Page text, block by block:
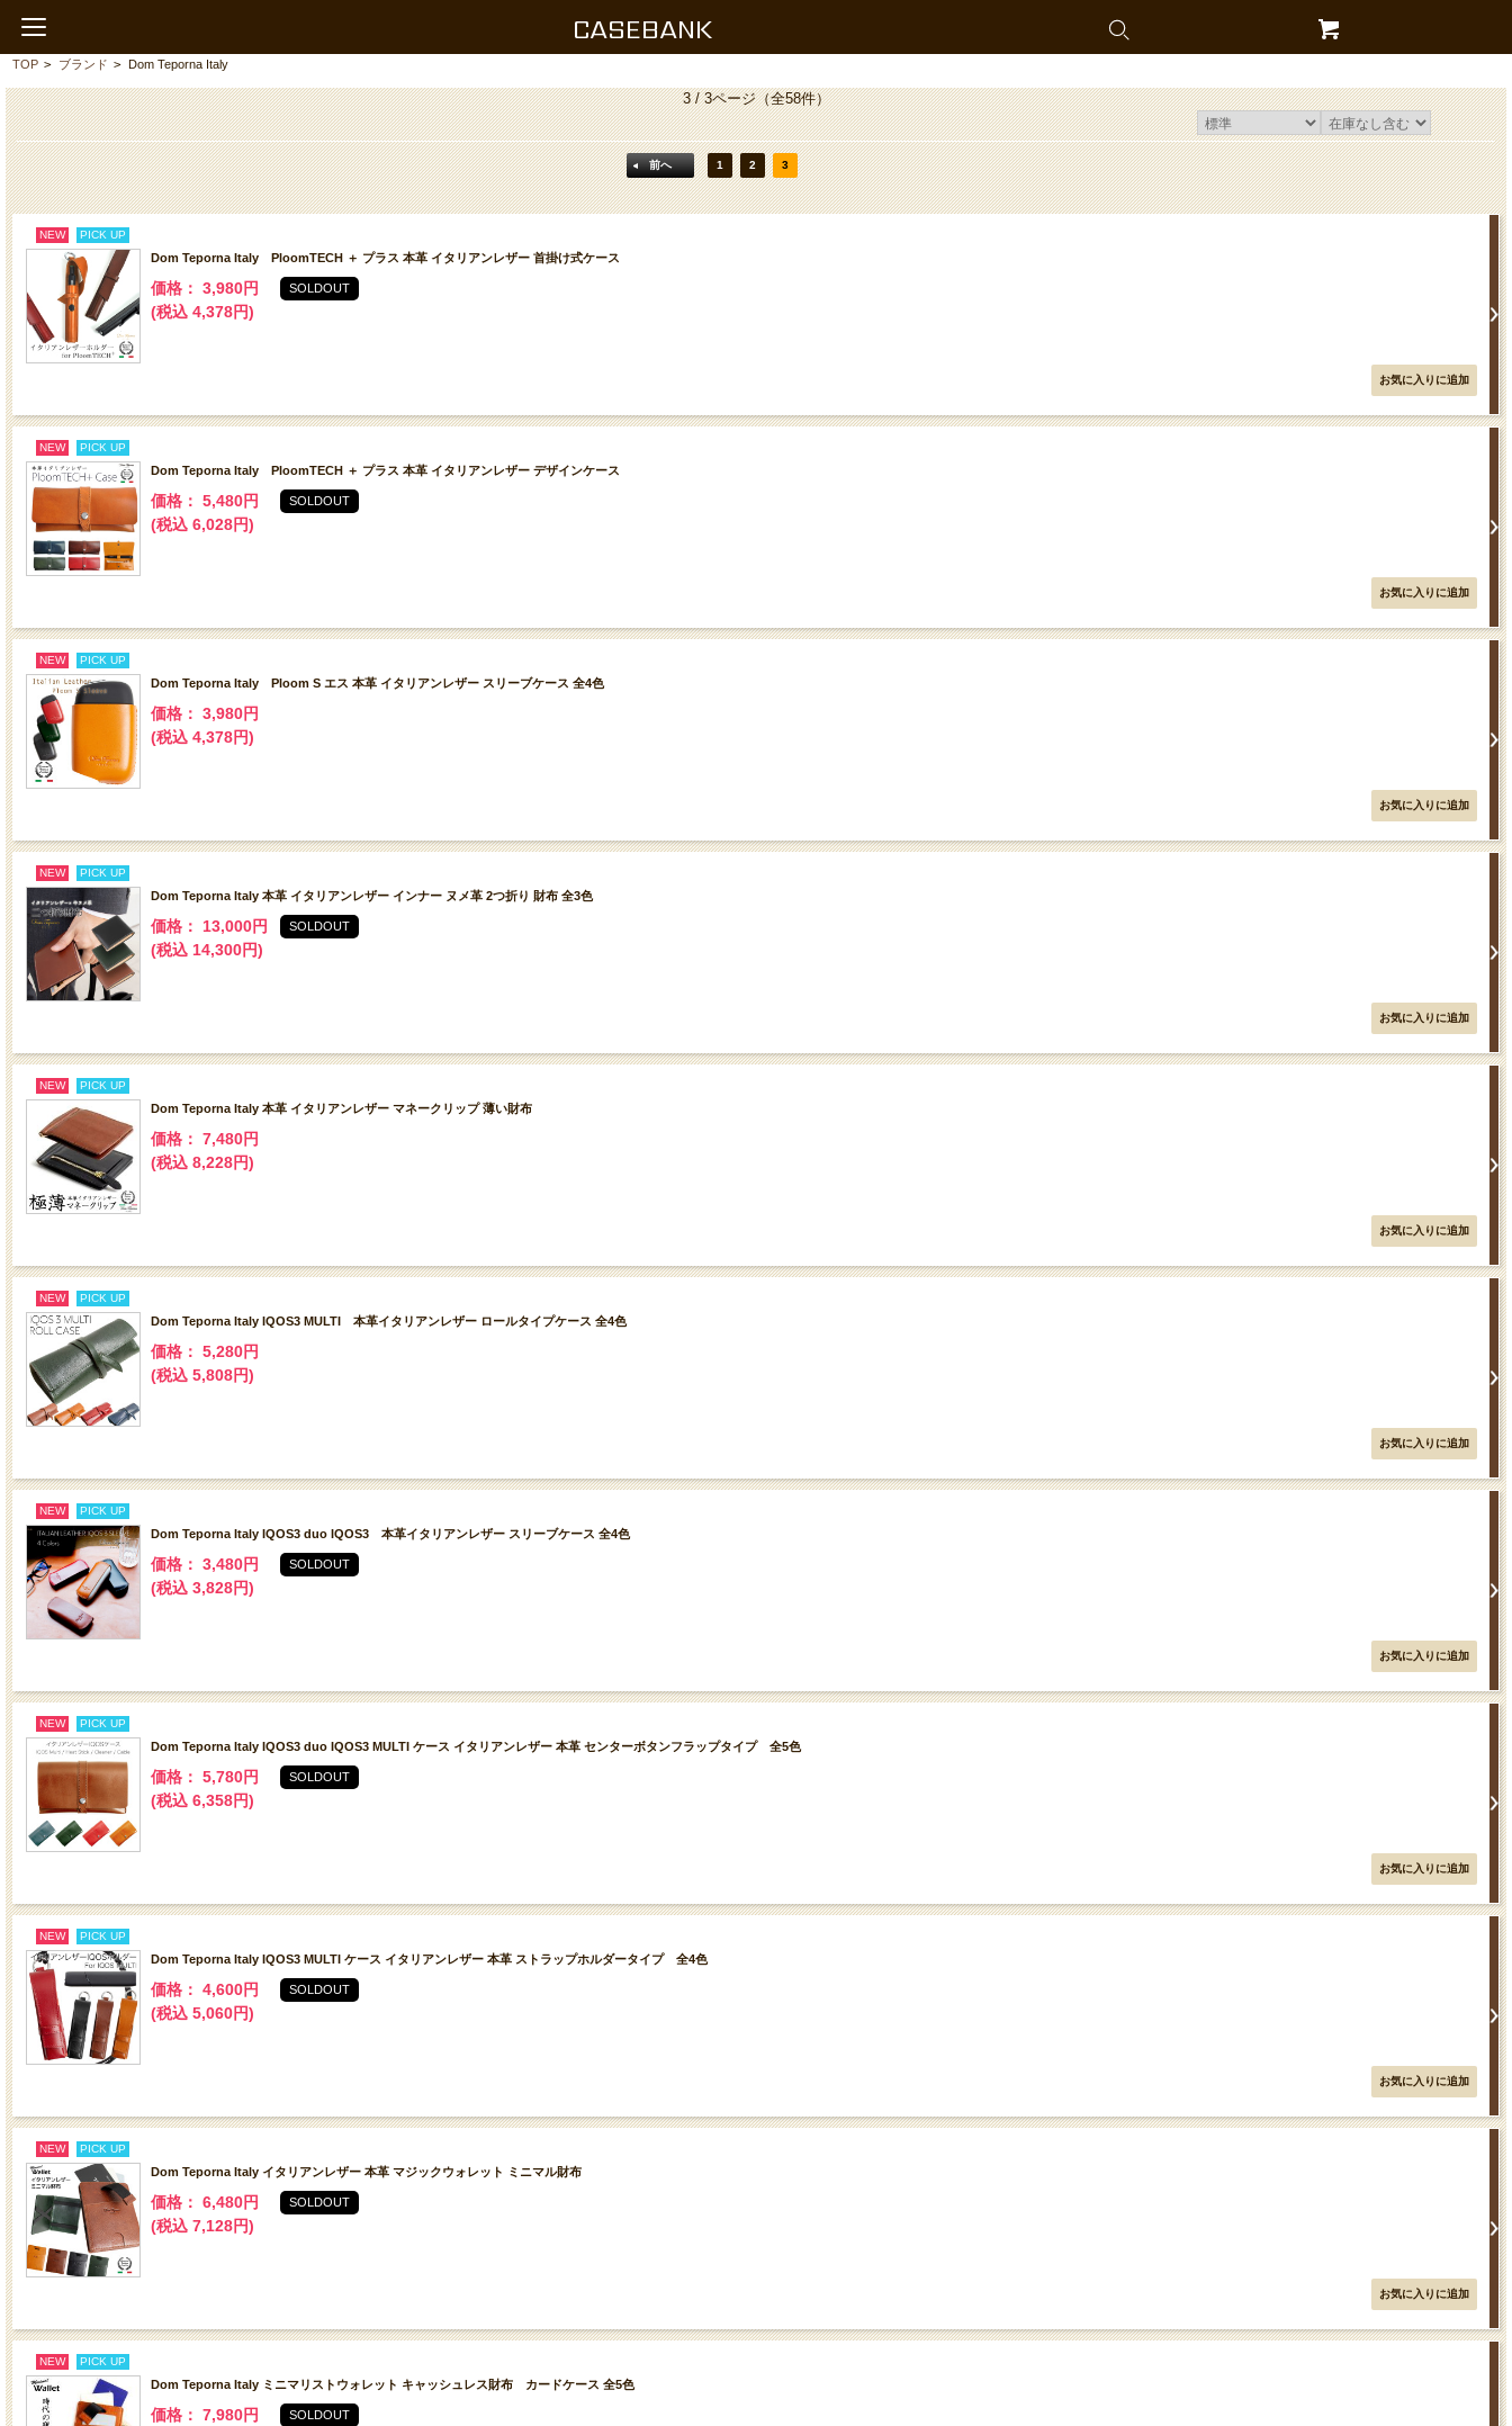
CASEBANK
TOP > ブランド > Dom Teporna Italy
3 / 3ページ（全58件）
前へ 1 2 3
NEW PICK UP
Dom Teporna Italy PloomTECH ＋ プラス 本革 イタリアンレザー 首掛け式ケース
価格： 3,980円
(税込 4,378円)
SOLDOUT
NEW PICK UP
Dom Teporna Italy PloomTECH ＋ プラス 本革 イタリアンレザー デザインケース
価格： 5,480円
(税込 6,028円)
SOLDOUT
NEW PICK UP
Dom Teporna Italy Ploom S エス 本革 イタリアンレザー スリーブケース 全4色
価格： 3,980円
(税込 4,378円)
NEW PICK UP
Dom Teporna Italy 本革 イタリアンレザー インナー ヌメ革 2つ折り 財布 全3色
価格： 13,000円
(税込 14,300円)
SOLDOUT
NEW PICK UP
Dom Teporna Italy 本革 イタリアンレザー マネークリップ 薄い財布
価格： 7,480円
(税込 8,228円)
NEW PICK UP
Dom Teporna Italy IQOS3 MULTI 本革イタリアンレザー ロールタイプケース 全4色
価格： 5,280円
(税込 5,808円)
NEW PICK UP
Dom Teporna Italy IQOS3 duo IQOS3 本革イタリアンレザー スリーブケース 全4色
価格： 3,480円
(税込 3,828円)
SOLDOUT
NEW PICK UP
Dom Teporna Italy IQOS3 duo IQOS3 MULTI ケース イタリアンレザー 本革 センターボタンフラップタイプ 全5色
価格： 5,780円
(税込 6,358円)
SOLDOUT
NEW PICK UP
Dom Teporna Italy IQOS3 MULTI ケース イタリアンレザー 本革 ストラップホルダータイプ 全4色
価格： 4,600円
(税込 5,060円)
SOLDOUT
NEW PICK UP
Dom Teporna Italy イタリアンレザー 本革 マジックウォレット ミニマル財布
価格： 6,480円
(税込 7,128円)
SOLDOUT
NEW PICK UP
Dom Teporna Italy ミニマリストウォレット キャッシュレス財布 カードケース 全5色
価格： 7,980円
SOLDOUT